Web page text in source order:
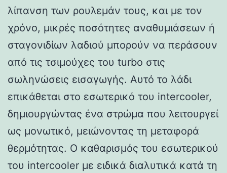
λίπανση των ρουλεμάν τους, και με τον
χρόνο, μικρές ποσότητες αναθυμιάσεων ή
σταγονιδίων λαδιού μπορούν να περάσουν
από τις τσιμούχες του turbo στις
σωληνώσεις εισαγωγής. Αυτό το λάδι
επικάθεται στο εσωτερικό του intercooler,
δημιουργώντας ένα στρώμα που λειτουργεί
ως μονωτικό, μειώνοντας τη μεταφορά
θερμότητας. Ο καθαρισμός του εσωτερικού
του intercooler με ειδικά διαλυτικά κατά τη